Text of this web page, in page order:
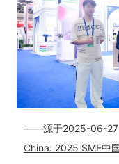
——源于2025-06-
China: 2025 SME中